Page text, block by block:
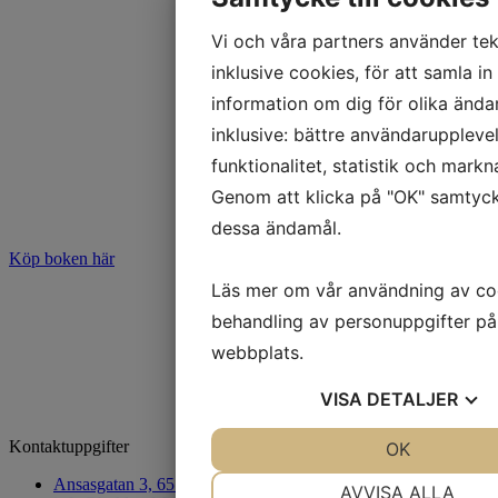
Köp boken här
Kontaktuppgifter
Ansasgatan 3, 65100 Vasa
Vi och våra partners använder
inklusive cookies, för att samla in
information om dig för olika
inklusive: bättre
funktionalitet, statistik och
Genom att klicka på "OK"
dessa ändamål.
Läs mer om vår användning av
behandling av personuppgifter
webbplats.
VISA DETALJER
AVVISA ALLA
OK